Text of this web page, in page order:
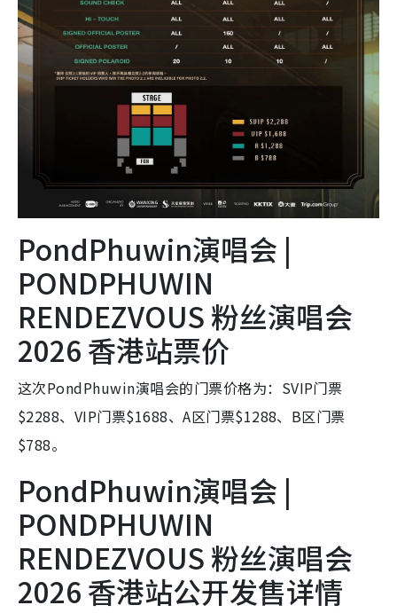
PondPhuwin演唱会 |
PONDPHUWIN
RENDEZVOUS 粉丝演唱会
2026 香港站票价
这次PondPhuwin演唱会的门票价格为：SVIP门票
$2288、VIP门票$1688、A区门票$1288、B区门票
$788。
PondPhuwin演唱会 |
PONDPHUWIN
RENDEZVOUS 粉丝演唱会
2026 香港站公开发售详情